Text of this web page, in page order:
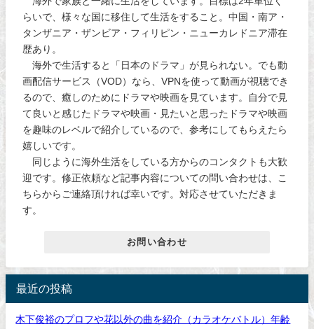
らいで、様々な国に移住して生活をすること。中国・南ア・
タンザニア・ザンビア・フィリピン・ニューカレドニア滞在
歴あり。
海外で生活すると「日本のドラマ」が見られない。でも動
画配信サービス（VOD）なら、VPNを使って動画が視聴でき
るので、癒しのためにドラマや映画を見ています。自分で見
て良いと感じたドラマや映画・見たいと思ったドラマや映画
を趣味のレベルで紹介しているので、参考にしてもらえたら
嬉しいです。
同じように海外生活をしている方からのコンタクトも大歓
迎です。修正依頼など記事内容についての問い合わせは、こ
ちらからご連絡頂ければ幸いです。対応させていただきま
す。
お問い合わせ
最近の投稿
木下俊裕のプロフや花以外の曲を紹介（カラオケバトル）年齢